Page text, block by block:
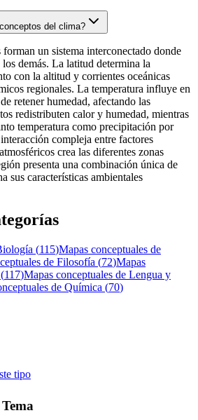
del clima?
un sistema interconectado donde
demás. La latitud determina la
con la altitud y corrientes oceánicas
regionales. La temperatura influye en
retener humedad, afectando las
redistributen calor y humedad, mientras
temperatura como precipitación por
compleja entre factores
crea las diferentes zonas
presenta una combinación única de
sus características ambientales
(115)Mapas conceptuales de
de Filosofía (72)Mapas
(117)Mapas conceptuales de Lengua y
de Química (70)
tipo